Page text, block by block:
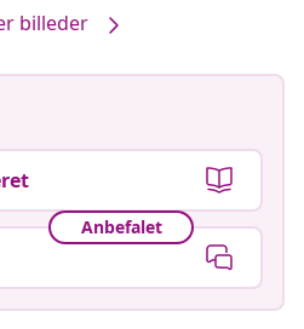
billeder
Anbefalet